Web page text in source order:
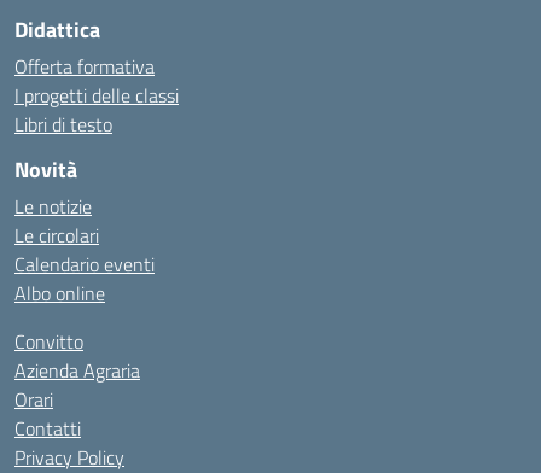
Didattica
Offerta formativa
I progetti delle classi
Libri di testo
Novità
Le notizie
Le circolari
Calendario eventi
Albo online
Convitto
Azienda Agraria
Orari
Contatti
Privacy Policy